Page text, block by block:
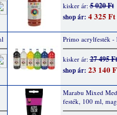
kisker ár:5 020 Ft
shop ár: 4 325 Ft
Primo acrylfesték -
kisker ár:27 495 Ft
shop ár: 23 140
Marabu Mixed
festék, 100 ml,